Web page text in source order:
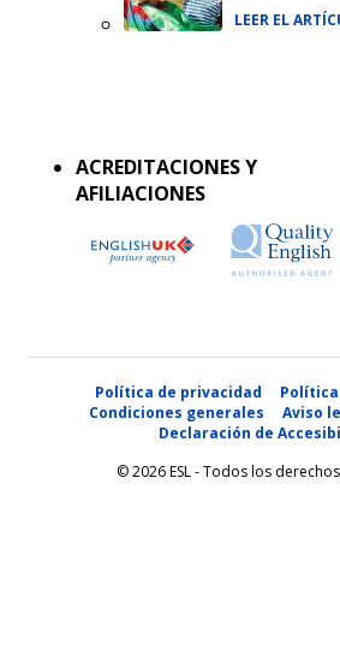
LEER EL
ACREDITACIONES Y
AFILIACIONES
Política de privacidad
Condiciones generales
Aviso
Declaración de
© 2026 ESL - Todos los